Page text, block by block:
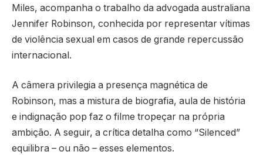
Miles, acompanha o trabalho da advogada australiana
Jennifer Robinson, conhecida por representar vítimas
de violência sexual em casos de grande repercussão
internacional.
A câmera privilegia a presença magnética de
Robinson, mas a mistura de biografia, aula de história
e indignação pop faz o filme tropeçar na própria
ambição. A seguir, a crítica detalha como “Silenced”
equilibra – ou não – esses elementos.